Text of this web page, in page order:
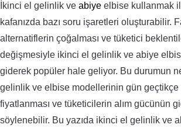
İkinci el gelinlik ve abiye elbise kullanmak
kafanızda bazı soru işaretleri oluşturabilir.
alternatiflerin çoğalması ve tüketici
değişmesiyle ikinci el gelinlik ve abiye
giderek popüler hale geliyor. Bu durumun
gelinlik ve elbise modellerinin gün geçtikçe
fiyatlanması ve tüketicilerin alım gücünün
söylenebilir. Bu yazıda ikinci el gelinlik ve